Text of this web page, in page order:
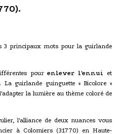
3 principaux mots pour la guirlande
pourenlever l'ennui et
guirlande guinguette « Bicolore »
la lumière au thème coloré de
l'alliance de deux nuances vous
à Colomiers (31770) en Haute-